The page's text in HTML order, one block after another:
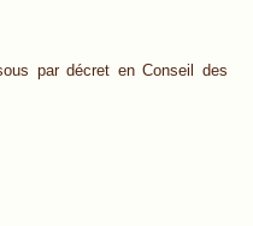
par décret en Conseil des